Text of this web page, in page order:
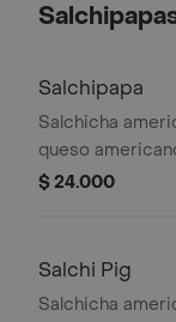
Salchipapa
Salchicha
queso
BBQ y huevo de
$ 24.000
Salchi Pig
Salchicha